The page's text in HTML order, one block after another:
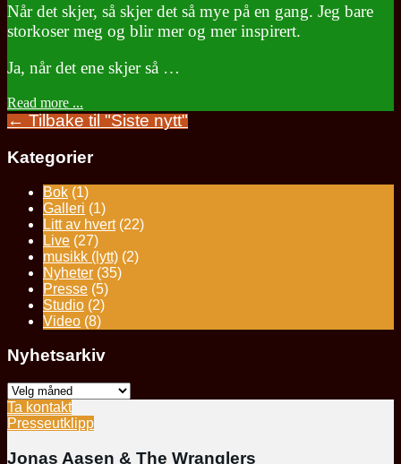
Når det skjer, så skjer det så mye på en gang. Jeg bare
storkoser meg og blir mer og mer inspirert.
Ja, når det ene skjer så …
Read more ...
← Tilbake til "Siste nytt"
Kategorier
Bok (1)
Galleri (1)
Litt av hvert(22)
Live (27)
musikk (lytt) (2)
Nyheter (35)
Presse (5)
Studio (2)
Video (8)
Nyhetsarkiv
Nyhetsarkiv
Ta kontakt
Presseutklipp
Jonas Aasen & The Wranglers